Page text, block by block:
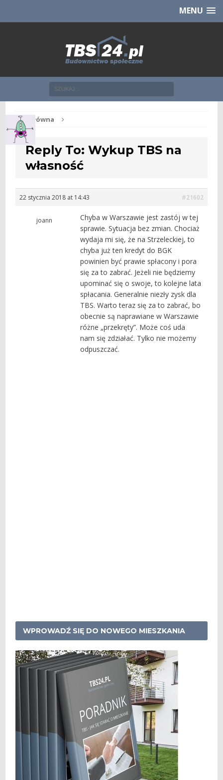
CHCĘ [klik]MENU
Str. główna
Reply To: Wykup TBS na
własność
22 stycznia 2018 at 14:43 #21602
joann
Chyba w Warszawie jest zastój w tej
sprawie. Sytuacja bez zmian. Chociaż
wydaja mi się, że na Strzeleckiej, to
chyba już ten kredyt do BGK
powinien być prawie spłacony i pora
się za to zabrać. Jeżeli nie będziemy
upominać się o swoje, to kolejne lata
spłacania. Generalnie niezły zysk dla
TBS. Warto teraz się za to zabrać, bo
obecnie są naprawiane w Warszawie
różne „przekręty”. Może coś uda
nam się zdziałać. Tylko nie możemy
odpuszczać.
WPROWADŹ SIĘ DO NOWEGO MIESZKANIA